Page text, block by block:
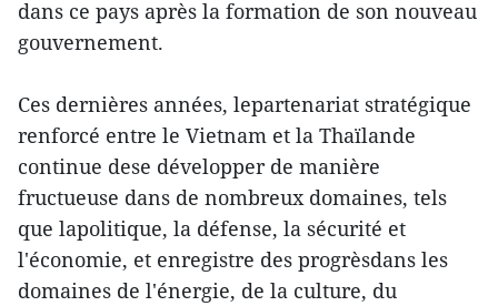
dans ce pays après la formation de son nouveau
gouvernement.
Ces dernières années, lepartenariat stratégique
renforcé entre le Vietnam et la Thaïlande
continue dese développer de manière
fructueuse dans de nombreux domaines, tels
que lapolitique, la défense, la sécurité et
l'économie, et enregistre des progrèsdans les
domaines de l'énergie, de la culture, du